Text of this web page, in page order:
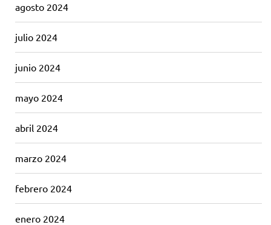
agosto 2024
julio 2024
junio 2024
mayo 2024
abril 2024
marzo 2024
febrero 2024
enero 2024